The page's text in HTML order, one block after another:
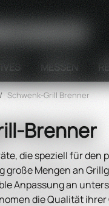
MESSEN
Schwenk-Grill Brenner
Brenner
die speziell für
Mengen an
Anpassung an
die Qualität